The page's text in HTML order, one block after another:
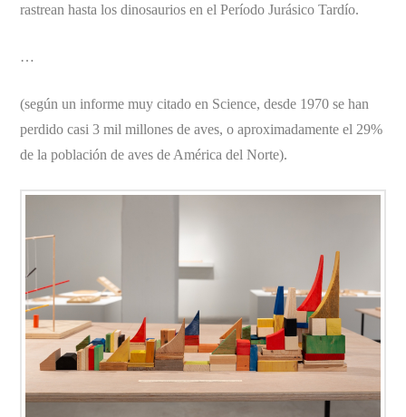
rastrean hasta los dinosaurios en el Período Jurásico Tardío.
…
(según un informe muy citado en Science, desde 1970 se han
perdido casi 3 mil millones de aves, o aproximadamente el 29%
de la población de aves de América del Norte).